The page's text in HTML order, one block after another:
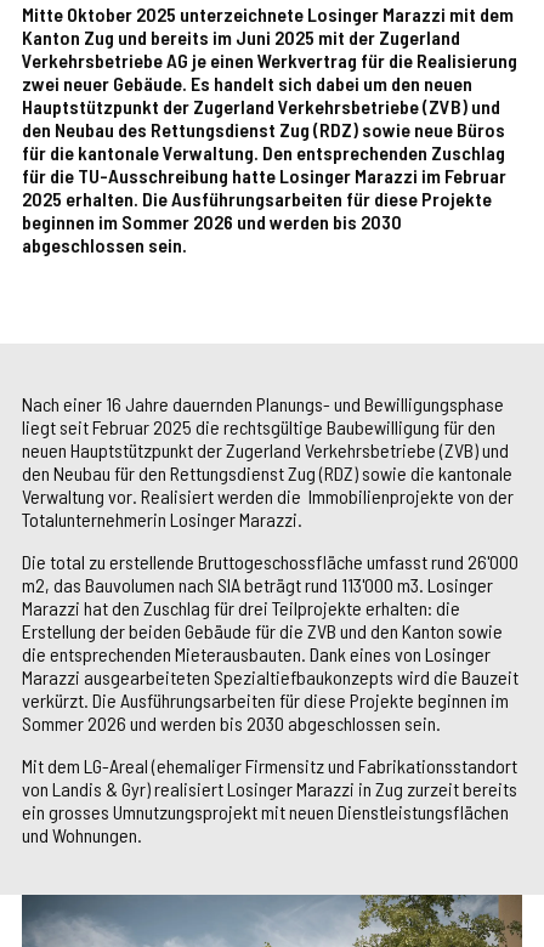
Mitte Oktober 2025 unterzeichnete Losinger Marazzi mit dem
Kanton Zug und bereits im Juni 2025 mit der Zugerland
Verkehrsbetriebe AG je einen Werkvertrag für die Realisierung
zwei neuer Gebäude. Es handelt sich dabei um den neuen
Hauptstützpunkt der Zugerland Verkehrsbetriebe (ZVB) und
den Neubau des Rettungsdienst Zug (RDZ) sowie neue Büros
für die kantonale Verwaltung. Den entsprechenden Zuschlag
für die TU-Ausschreibung hatte Losinger Marazzi im Februar
2025 erhalten. Die Ausführungsarbeiten für diese Projekte
beginnen im Sommer 2026 und werden bis 2030
abgeschlossen sein.
Nach einer 16 Jahre dauernden Planungs- und Bewilligungsphase
liegt seit Februar 2025 die rechtsgültige Baubewilligung für den
neuen Hauptstützpunkt der Zugerland Verkehrsbetriebe (ZVB) und
den Neubau für den Rettungsdienst Zug (RDZ) sowie die kantonale
Verwaltung vor. Realisiert werden die Immobilienprojekte von der
Totalunternehmerin Losinger Marazzi.
Die total zu erstellende Bruttogeschossfläche umfasst rund 26'000
m2, das Bauvolumen nach SIA beträgt rund 113'000 m3. Losinger
Marazzi hat den Zuschlag für drei Teilprojekte erhalten: die
Erstellung der beiden Gebäude für die ZVB und den Kanton sowie
die entsprechenden Mieterausbauten. Dank eines von Losinger
Marazzi ausgearbeiteten Spezialtiefbaukonzepts wird die Bauzeit
verkürzt. Die Ausführungsarbeiten für diese Projekte beginnen im
Sommer 2026 und werden bis 2030 abgeschlossen sein.
Mit dem LG-Areal (ehemaliger Firmensitz und Fabrikationsstandort
von Landis & Gyr) realisiert Losinger Marazzi in Zug zurzeit bereits
ein grosses Umnutzungsprojekt mit neuen Dienstleistungsflächen
und Wohnungen.